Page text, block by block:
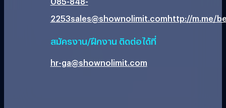
2253sales@shownolimit.comhttp://m.me/
สมัครงาน/ฝึกงาน ติดต่อได้ที่
hr-ga@shownolimit.com